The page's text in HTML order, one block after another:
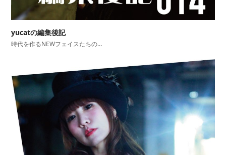
yucatの編集後記
時代を作るNEWフェイスたちの…